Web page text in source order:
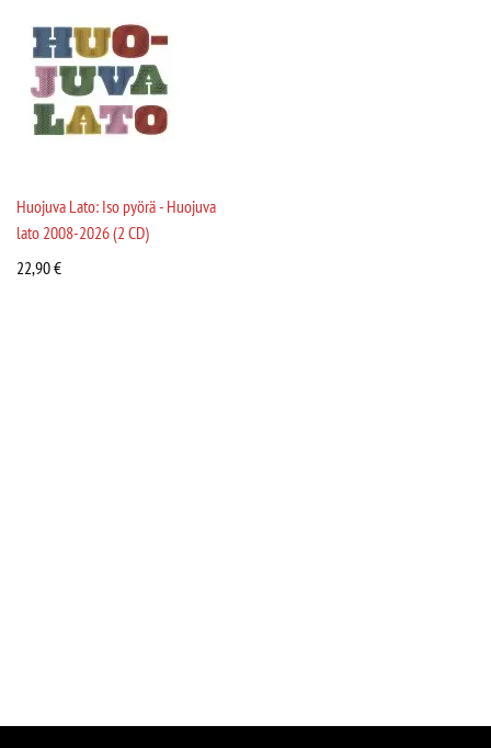
Huojuva Lato: Iso pyörä - Huojuva
lato 2008-2026 (2 CD)
22,90€